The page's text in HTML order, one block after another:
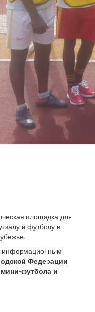
площадка для
и футболу в
информационным
Федерации
футбола и